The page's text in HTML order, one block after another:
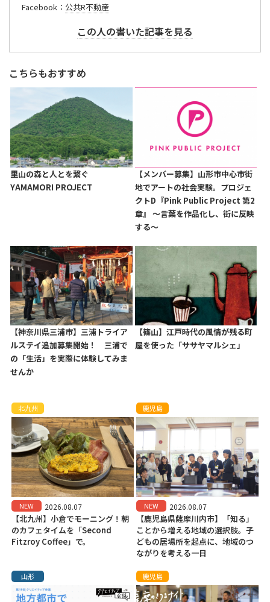
Facebook： 公共R不動産
この人の書いた記事を見る
こちらもおすすめ
里山の森と人とを繋ぐ
YAMAMORI PROJECT
【メンバー募集】山形市中心市街
地でアートの社会実験。プロジェ
クトD『Pink Public Project 第2
章』 〜言葉を作品化し、街に反映
する〜
【神奈川県三浦市】三浦トライア
ルステイ追加募集開始！ 三浦で
の「生活」を実際に体験してみま
せんか
【篠山】江戸時代の風情が残る町
屋を使った「ササヤマルシェ」
北九州
NEW 2026.08.07
【北九州】小倉でモーニング！朝
のカフェタイムを「Second
Fitzroy Coffee」で。
鹿児島
NEW 2026.08.07
【鹿児島県薩摩川内市】「知る」
ことから増える地域の選択肢。子
どもの居場所を起点に、地域のつ
ながりを考える一日
山形 鹿児島